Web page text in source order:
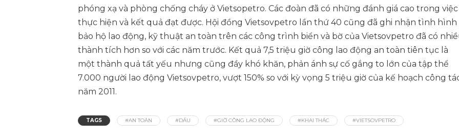
phóng xạ và phòng chống cháy ở Vietsopetro. Các đoàn đã có những đánh giá cao trong việc
thực hiện và kết quả đạt được. Hội đồng Vietsovpetro lần thứ 40 cũng đã ghi nhận tình hình
bảo hộ lao động, kỹ thuật an toàn trên các công trình biển và bờ của Vietsovpetro đã có
thành tích hơn so với các năm trước. Kết quả 7,5 triệu giờ công lao động an toàn tiên tục là
một thành quả tất yếu nhưng cũng đầy khó khăn, phản ánh sự cố gắng to lớn của tập thể
7.000 người lao động Vietsovpetro, vượt 150% so với kỳ vọng 5 triệu giờ của kế hoạch công
năm 2011.
TAGS #AN TOÀN #DẦU #GIỜ CÔNG LAO ĐỘNG #KHAI THÁC #VIETSOVPETRO